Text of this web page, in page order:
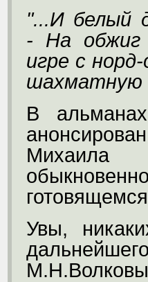
"...И белый
- На обжиг
игре с
шахматную
В
Михаила
Увы,